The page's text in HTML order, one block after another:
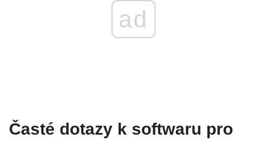
ad
Časté dotazy k softwaru pro